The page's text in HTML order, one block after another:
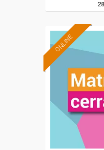
28
ONLINE